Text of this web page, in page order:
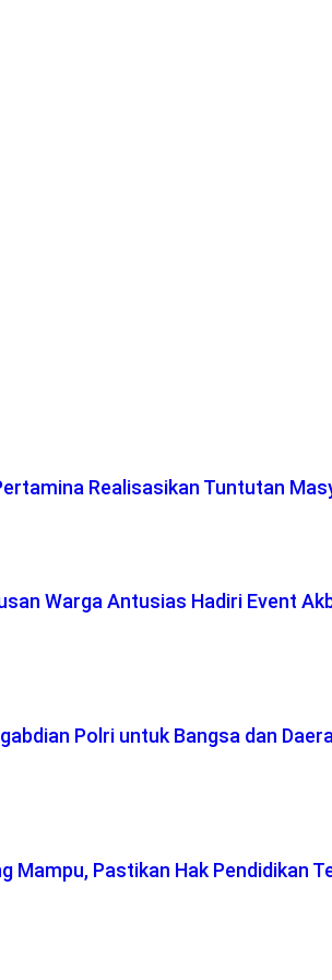
Realisasikan Tuntutan
Warga Antusias Hadiri Event
Polri untuk Bangsa dan
Mampu, Pastikan Hak Pendidikan